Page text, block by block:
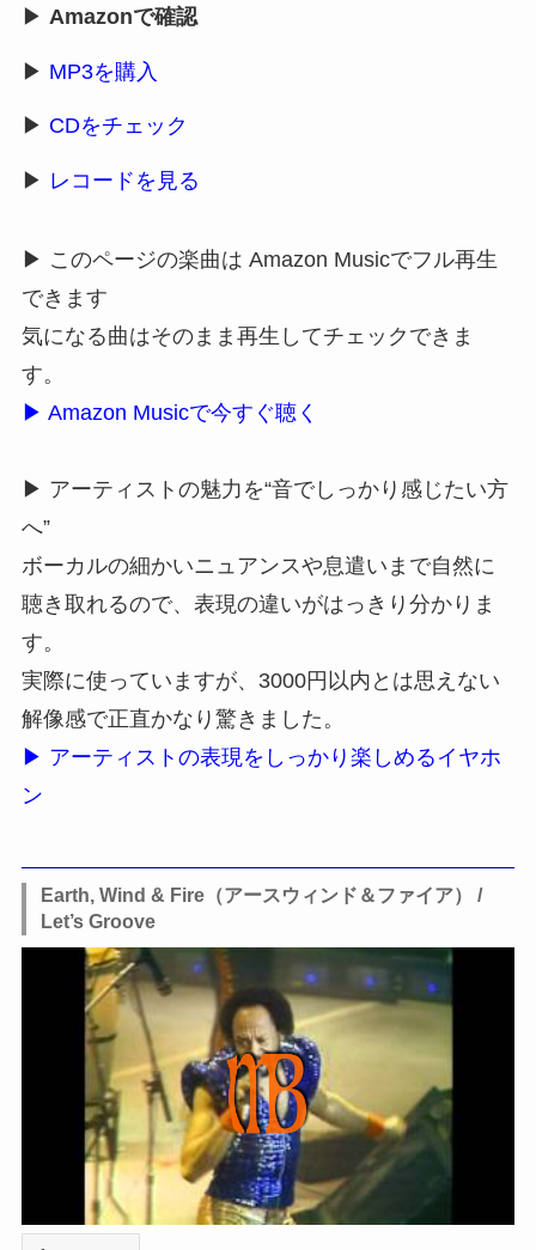
▶ Amazonで確認
▶ MP3を購入
▶ CDをチェック
▶ レコードを見る
▶ このページの楽曲は Amazon Musicでフル再生
できます
気になる曲はそのまま再生してチェックできま
す。
▶ Amazon Musicで今すぐ聴く
▶ アーティストの魅力を“音でしっかり感じたい方
へ”
ボーカルの細かいニュアンスや息遣いまで自然に
聴き取れるので、表現の違いがはっきり分かりま
す。
実際に使っていますが、3000円以内とは思えない
解像感で正直かなり驚きました。
▶ アーティストの表現をしっかり楽しめるイヤホ
ン
Earth, Wind & Fire（アースウィンド＆ファイア） /
Let’s Groove